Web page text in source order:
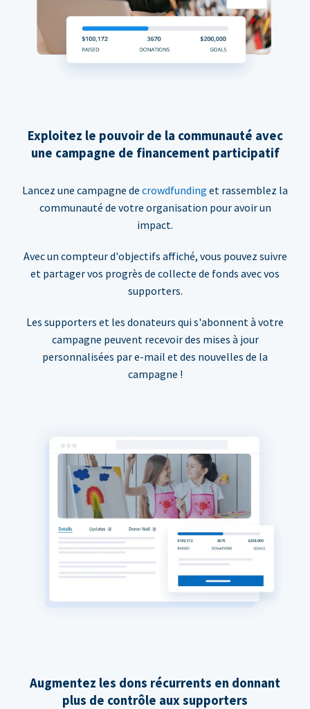
Exploitez le pouvoir de la communauté avec
une campagne de financement participatif
Lancez une campagne de crowdfunding et rassemblez la
communauté de votre organisation pour avoir un
impact.
Avec un compteur d'objectifs affiché, vous pouvez suivre
et partager vos progrès de collecte de fonds avec vos
supporters.
Les supporters et les donateurs qui s'abonnent à votre
campagne peuvent recevoir des mises à jour
personnalisées par e-mail et des nouvelles de la
campagne !
Augmentez les dons récurrents en donnant
plus de contrôle aux supporters